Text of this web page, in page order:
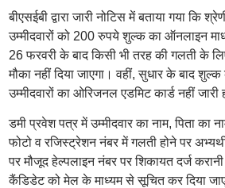
बीएसईबी द्वारा जारी नोटिस में बताया गया कि
उम्मीदवारों को 200 रुपये शुल्क का ऑनलाइन
26 फरवरी के बाद किसी भी तरह की गलती के
मौका नहीं दिया जाएगा। वहीं, सुधार के बाद
उम्मीदवारों का ओरिजनल एडमिट कार्ड नहीं जारी
डमी प्रवेश पत्र में उम्मीदवार का नाम, पिता का
फोटो व रजिस्ट्रेशन नंबर में गलती होने पर
पर मौजूद हेल्पलाइन नंबर पर शिकायत दर्ज
कैंडिडेट को मेल के माध्यम से सूचित कर दिया